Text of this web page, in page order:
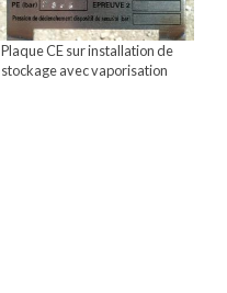
Plaque CE sur installation de
stockage avec vaporisation